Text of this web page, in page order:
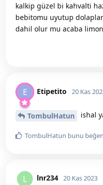
kalkip güzel bi kahvalti
bebitomu uyutup
dahil olur mu acaba
E Etipetito 20 Kas
TombulHatun ishal
TombulHatun bunu
L lnr234 20 Kas 2023